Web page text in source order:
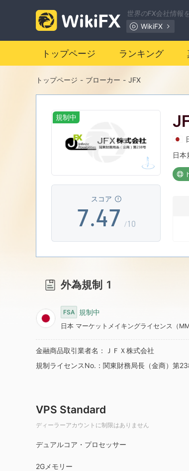
世界のFX会社情報
WikiFX
トップページ ランキング
トップページ - ブローカー - JFX
規制中
スコア
0
1
2
3
4
5
6
7
8
9
.
0
1
2
3
4
5
6
7
8
9
0
1
2
3
4
6
7
8
9
/10
日本
外為規制 1
FSA 規制中
日本 マーケットメイキングライセンス（MM
金融商品取引業者名：ＪＦＸ株式会社
規制ライセンスNo.：関東財務局長（金商）第
VPS Standard
ディーラーアカウントに制限はありません
デュアルコア・プロセッサー
2Gメモリー